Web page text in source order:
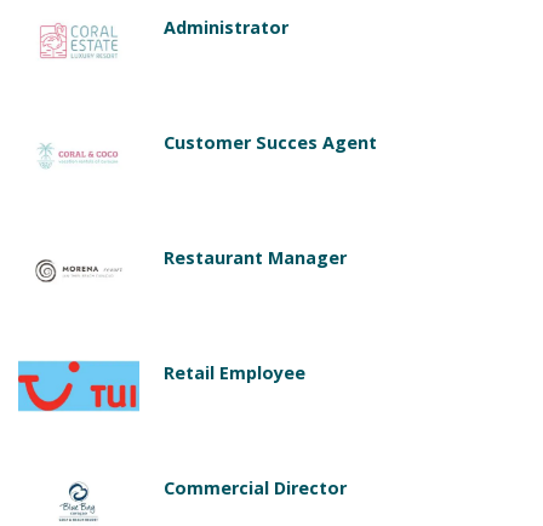
Administrator
Customer Succes Agent
Restaurant Manager
Retail Employee
Commercial Director